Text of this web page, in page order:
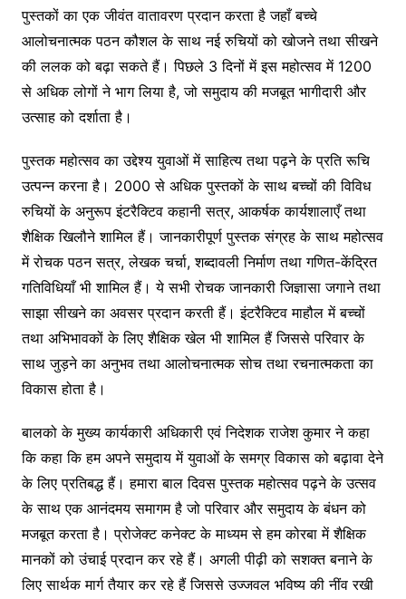
पुस्तकों का एक जीवंत वातावरण प्रदान करता है जहाँ बच्चे
आलोचनात्मक पठन कौशल के साथ नई रुचियों को खोजने तथा सीखने
की ललक को बढ़ा सकते हैं। पिछले 3 दिनों में इस महोत्सव में 1200
से अधिक लोगों ने भाग लिया है, जो समुदाय की मजबूत भागीदारी और
उत्साह को दर्शाता है।
पुस्तक महोत्सव का उद्देश्य युवाओं में साहित्य तथा पढ़ने के प्रति रूचि
उत्पन्न करना है। 2000 से अधिक पुस्तकों के साथ बच्चों की विविध
रुचियों के अनुरूप इंटरैक्टिव कहानी सत्र, आकर्षक कार्यशालाएँ तथा
शैक्षिक खिलौने शामिल हैं। जानकारीपूर्ण पुस्तक संग्रह के साथ महोत्सव
में रोचक पठन सत्र, लेखक चर्चा, शब्दावली निर्माण तथा गणित-केंद्रित
गतिविधियाँ भी शामिल हैं। ये सभी रोचक जानकारी जिज्ञासा जगाने तथा
साझा सीखने का अवसर प्रदान करती हैं। इंटरैक्टिव माहौल में बच्चों
तथा अभिभावकों के लिए शैक्षिक खेल भी शामिल हैं जिससे परिवार के
साथ जुड़ने का अनुभव तथा आलोचनात्मक सोच तथा रचनात्मकता का
विकास होता है।
बालको के मुख्य कार्यकारी अधिकारी एवं निदेशक राजेश कुमार ने कहा
कि कहा कि हम अपने समुदाय में युवाओं के समग्र विकास को बढ़ावा देने
के लिए प्रतिबद्ध हैं। हमारा बाल दिवस पुस्तक महोत्सव पढ़ने के उत्सव
के साथ एक आनंदमय समागम है जो परिवार और समुदाय के बंधन को
मजबूत करता है। प्रोजेक्ट कनेक्ट के माध्यम से हम कोरबा में शैक्षिक
मानकों को उंचाई प्रदान कर रहे हैं। अगली पीढ़ी को सशक्त बनाने के
लिए सार्थक मार्ग तैयार कर रहे हैं जिससे उज्जवल भविष्य की नींव रखी